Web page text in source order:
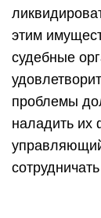
этим
судебные
проблемы
наладить их